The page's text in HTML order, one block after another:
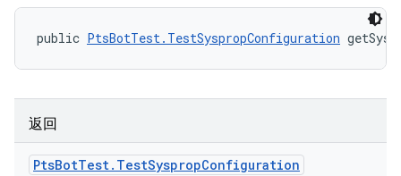
public PtsBotTest.TestSyspropConfiguration
返回
PtsBotTest. TestSyspropConfiguration